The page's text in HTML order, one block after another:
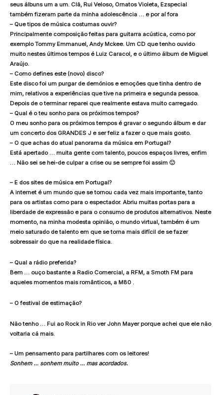
seus álbuns um a um. Clã, Rui Veloso, Ornatos Violeta, Ezspecial
também fizeram parte da minha adolescência … e por aí fora
– Que tipos de música costumas ouvir?
Principalmente composição feitas para guitarra acústica, como por
exemplo Tommy Emmanuel, Andy Mckee. Um CD que tenho ouvido
muito nestes últimos tempos é Luiz Caracol, e o último álbum de Miguel
Araújo.
– Como defines este (novo) disco?
Este disco foi um purgar de demónios e emoções que tinha dentro de
mim, relativos a experiências que tive na primeira e segunda pessoa.
Depois de o terminar reparei que realmente estava muito carregado.
– Qual é o teu sonho para os próximos tempos?
O meu sonho para os próximos tempos é gravar o segundo álbum e dar
um concerto dos GRANDES J e ser feliz a fazer o que mais gosto.
– O que achas do atual panorama da música em Portugal?
Está apertado … muita gente com talento, poucos espaços livres, enfim
… Não sei se hei-de culpar a crise ou se sempre foi assim 🙂
– E dos sites de música em Portugal?
A internet é um mundo que se tornou cada vez mais importante, tanto
para os artistas como para o espectador. Abriu muitas portas para a
liberdade de expressão e para o consumo de produtos alternativos. Neste
momento, na minha modesta opinião, o mundo virtual, também é um
meio saturado de talento em que se torna mais difícil de se fazer
sobressair do que na realidade física.
– Qual a rádio preferida?
Bem … ouço bastante a Radio Comercial, a RFM, a Smoth FM para
aqueles momentos mais românticos, a M80 .
– O festival de estimação?
Não tenho … Fui ao Rock in Rio ver John Mayer porque achei que ele não
voltaria cá mais.
– Um pensamento para partilhares com os leitores!
Sonhem … sonhem muito … mas acordados.